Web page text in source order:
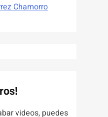
Chamorro
videos, puedes